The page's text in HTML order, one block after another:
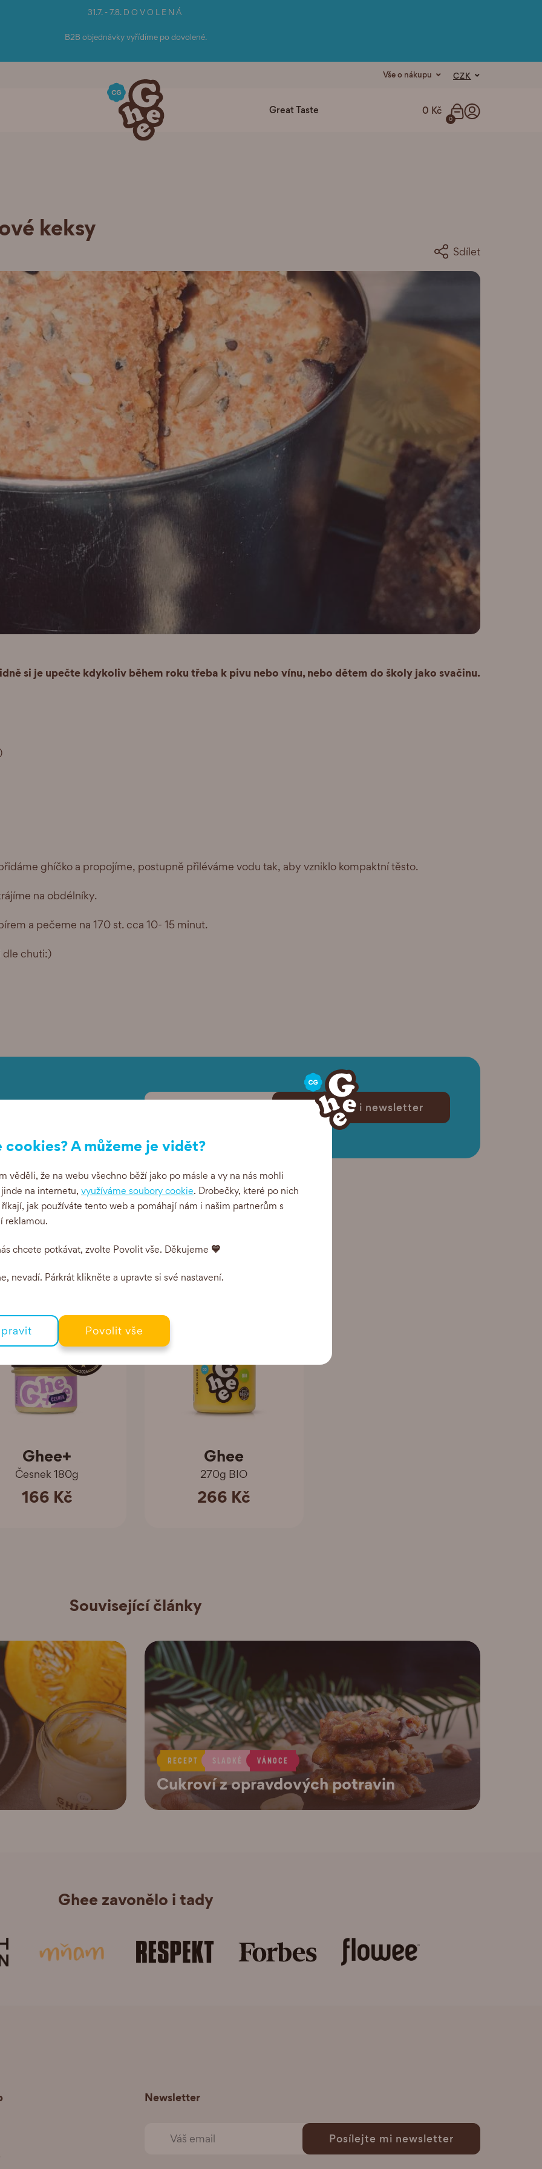
31.7. - 7.8. D O V O L E N Á
B2B objednávky vyřídíme po dovolené.
Vše o nákupu CZK
Great Taste 0 Kč
0
keksy
Sdílet
si je upečte kdykoliv během roku třeba k pivu nebo vínu, nebo dětem do školy jako svačinu.
ghíčko a propojíme, postupně přiléváme vodu tak, aby vzniklo kompaktní těsto.
na obdélníky.
a pečeme na 170 st. cca 10- 15 minut.
dle chuti:)
a akce Posílejte mi newsletter
Související produkty
Ghee+
Česnek 180g
166 Kč
BIO
Ghee
270g BIO
266 Kč
Související články
RECEPT SLADKÉ VÁNOCE
Cukroví z opravdových potravin
Ghee zavonělo i tady
Newsletter
Posílejte mi newsletter
cookies? A můžeme je vidět?
věděli, že na webu všechno běží jako po másle a vy na nás mohli
na internetu, využíváme soubory cookie. Drobečky, které po nich
jak používáte tento web a pomáhají nám i našim partnerům s
reklamou.
chcete potkávat, zvolte Povolit vše. Děkujeme 💙
nevadí. Párkrát klikněte a upravte si své nastavení.
Povolit vše